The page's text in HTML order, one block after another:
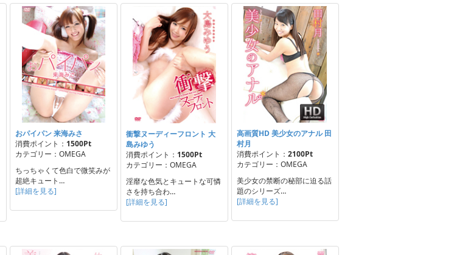
おパイパン 来海みさ
消費ポイント： 1500Pt
カテゴリー：OMEGA
ちっちゃくて色白で微笑みが
超絶キュート…
[詳細を見る]
衝撃ヌーディーフロント 大
島みゆう
消費ポイント： 1500Pt
カテゴリー：OMEGA
淫靡な色気とキュートな可憐
さを持ち合わ…
[詳細を見る]
高画質HD 美少女のアナル 田
村月
消費ポイント： 2100Pt
カテゴリー：OMEGA
美少女の禁断の秘部に迫る話
題のシリーズ…
[詳細を見る]